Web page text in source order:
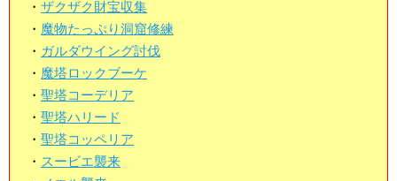
・ ザクザク財宝収集
・ 魔物たっぷり洞窟修練
・ ガルダウイング討伐
・ 魔塔ロックブーケ
・ 聖塔コーデリア
・ 聖塔ハリード
・ 聖塔コッペリア
・ スービエ襲来